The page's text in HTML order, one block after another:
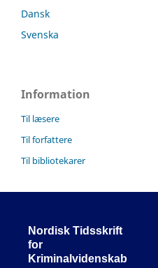
Dansk
Svenska
Information
Til læsere
Til forfattere
Til bibliotekarer
Nordisk Tidsskrift
for
Kriminalvidenskab